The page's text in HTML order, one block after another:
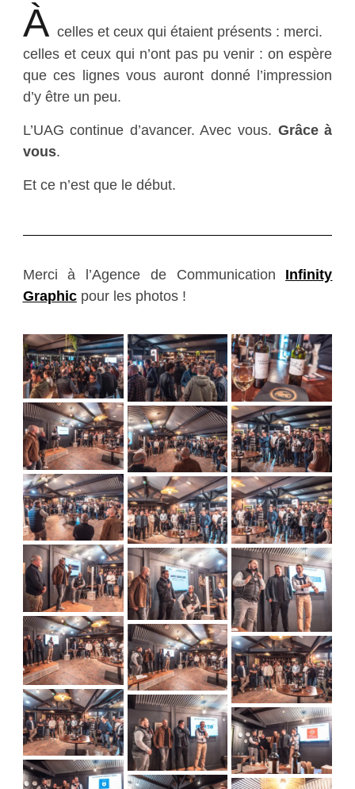
À celles et ceux qui étaient présents : merci.
celles et ceux qui n’ont pas pu venir : on espère
que ces lignes vous auront donné l’impression
d’y être un peu.
L’UAG continue d’avancer. Avec vous. Grâce à
vous.
Et ce n’est que le début.
Merci à l’Agence de Communication Infinity
Graphicpour les photos !